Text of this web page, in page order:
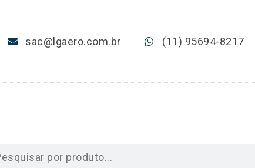
sac@lgaero.com.br (11) 95694-8217